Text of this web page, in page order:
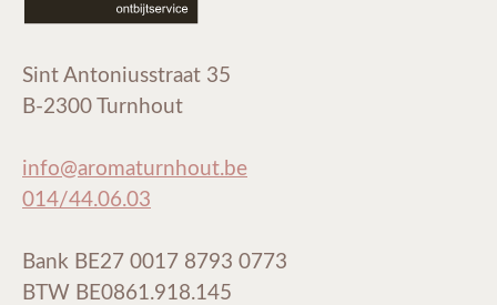
Sint Antoniusstraat 35
B-2300 Turnhout
info@aromaturnhout.be
014/44.06.03
Bank BE27 0017 8793 0773
BTW BE0861.918.145